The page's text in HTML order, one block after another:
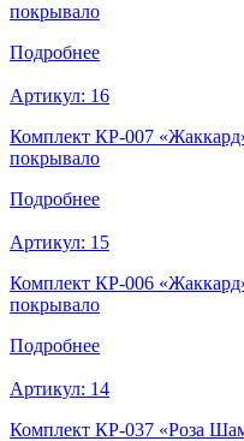
покрывало
Подробнее
Артикул: 16
Комплект КР-007
покрывало
Подробнее
Артикул: 15
Комплект КР-006
покрывало
Подробнее
Артикул: 14
Комплект КР-037 «Роза